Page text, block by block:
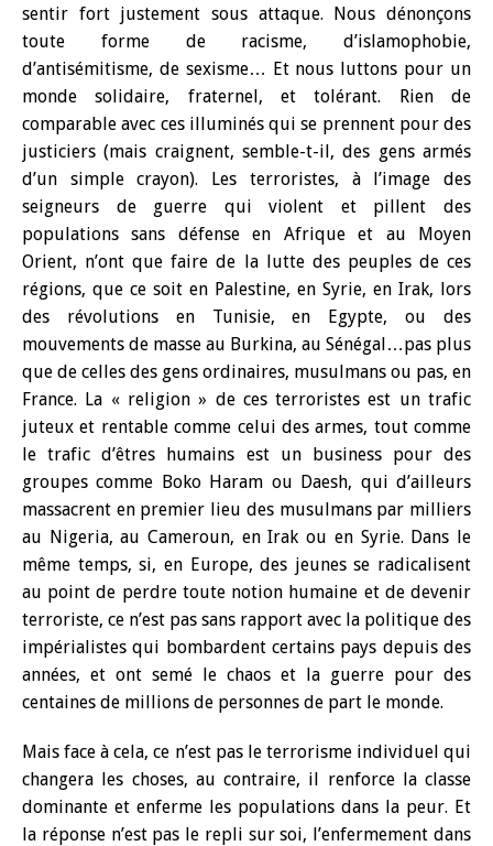
sentir fort justement sous attaque. Nous dénonçons
toute forme de racisme, d’islamophobie,
d’antisémitisme, de sexisme… Et nous luttons pour un
monde solidaire, fraternel, et tolérant. Rien de
comparable avec ces illuminés qui se prennent pour des
justiciers (mais craignent, semble-t-il, des gens armés
d’un simple crayon). Les terroristes, à l’image des
seigneurs de guerre qui violent et pillent des
populations sans défense en Afrique et au Moyen
Orient, n’ont que faire de la lutte des peuples de ces
régions, que ce soit en Palestine, en Syrie, en Irak, lors
des révolutions en Tunisie, en Egypte, ou des
mouvements de masse au Burkina, au Sénégal…pas plus
que de celles des gens ordinaires, musulmans ou pas, en
France. La « religion » de ces terroristes est un trafic
juteux et rentable comme celui des armes, tout comme
le trafic d’êtres humains est un business pour des
groupes comme Boko Haram ou Daesh, qui d’ailleurs
massacrent en premier lieu des musulmans par milliers
au Nigeria, au Cameroun, en Irak ou en Syrie. Dans le
même temps, si, en Europe, des jeunes se radicalisent
au point de perdre toute notion humaine et de devenir
terroriste, ce n’est pas sans rapport avec la politique des
impérialistes qui bombardent certains pays depuis des
années, et ont semé le chaos et la guerre pour des
centaines de millions de personnes de part le monde.
Mais face à cela, ce n’est pas le terrorisme individuel qui
changera les choses, au contraire, il renforce la classe
dominante et enferme les populations dans la peur. Et
la réponse n’est pas le repli sur soi, l’enfermement dans